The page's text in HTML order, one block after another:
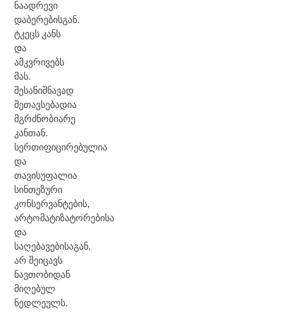
ნაადრევი
დაბერებისგან.
ტკეცს კანს
და
ამკვრივებს
მას.
შესანიშნავად
შეთავსებადია
მგრძნობიარე
კანთან.
სერთიფიცირებულია
და
თავისუფალია
სინთეზური
კონსერვანტების,
არტომატიზატორებისა
და
საღებავებისაგან,
არ შეიცავს
ნავთობიდან
მიღებულ
ნედლეულს.